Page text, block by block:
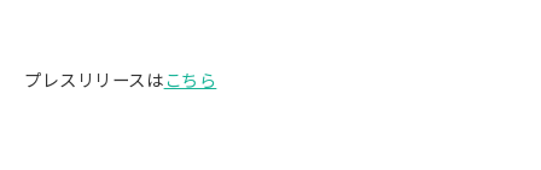
プレスリリースはこちら